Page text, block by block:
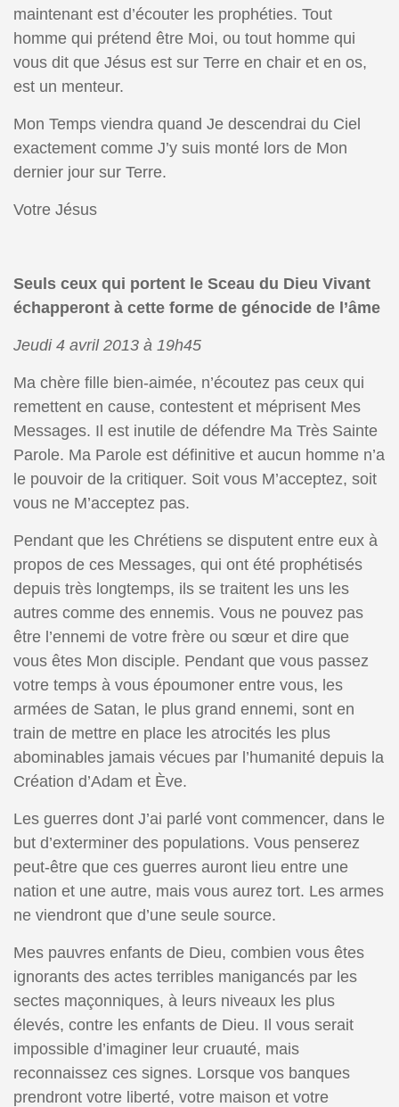
maintenant est d’écouter les prophéties. Tout
homme qui prétend être Moi, ou tout homme qui
vous dit que Jésus est sur Terre en chair et en os,
est un menteur.
Mon Temps viendra quand Je descendrai du Ciel
exactement comme J’y suis monté lors de Mon
dernier jour sur Terre.
Votre Jésus
Seuls ceux qui portent le Sceau du Dieu Vivant
échapperont à cette forme de génocide de l’âme
Jeudi 4 avril 2013 à 19h45
Ma chère fille bien-aimée, n’écoutez pas ceux qui
remettent en cause, contestent et méprisent Mes
Messages. Il est inutile de défendre Ma Très Sainte
Parole. Ma Parole est définitive et aucun homme n’a
le pouvoir de la critiquer. Soit vous M’acceptez, soit
vous ne M’acceptez pas.
Pendant que les Chrétiens se disputent entre eux à
propos de ces Messages, qui ont été prophétisés
depuis très longtemps, ils se traitent les uns les
autres comme des ennemis. Vous ne pouvez pas
être l’ennemi de votre frère ou sœur et dire que
vous êtes Mon disciple. Pendant que vous passez
votre temps à vous époumoner entre vous, les
armées de Satan, le plus grand ennemi, sont en
train de mettre en place les atrocités les plus
abominables jamais vécues par l’humanité depuis la
Création d’Adam et Ève.
Les guerres dont J’ai parlé vont commencer, dans le
but d’exterminer des populations. Vous penserez
peut-être que ces guerres auront lieu entre une
nation et une autre, mais vous aurez tort. Les armes
ne viendront que d’une seule source.
Mes pauvres enfants de Dieu, combien vous êtes
ignorants des actes terribles manigancés par les
sectes maçonniques, à leurs niveaux les plus
élevés, contre les enfants de Dieu. Il vous serait
impossible d’imaginer leur cruauté, mais
reconnaissez ces signes. Lorsque vos banques
prendront votre liberté, votre maison et votre